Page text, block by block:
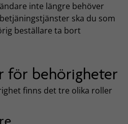
inte längre behöver
ska du som
beställare ta bort
för behörigheter
finns det tre olika roller